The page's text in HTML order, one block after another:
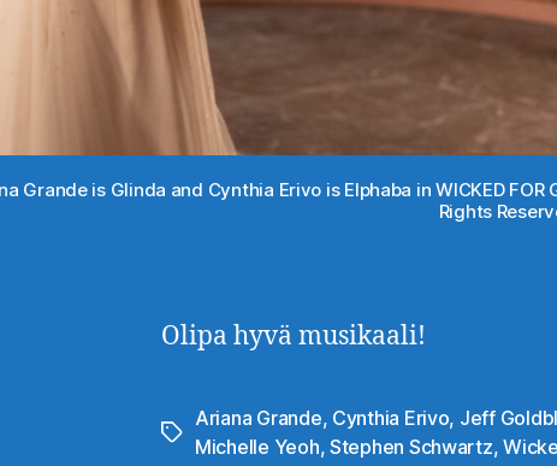
Grande is Glinda and Cynthia Erivo is Elphaba in WICKED
Rights
Olipa hyvä musikaali!
Avainsanat
Ariana Grande, Cynthia Erivo, Jeff
Michelle Yeoh, Stephen Schwartz,